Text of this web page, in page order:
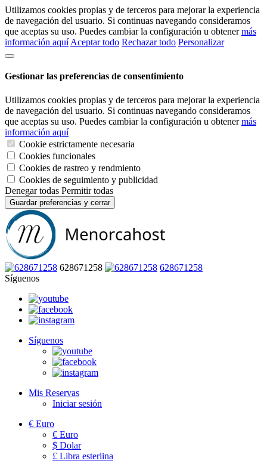
Utilizamos cookies propias y de terceros para mejorar la experiencia
de navegación del usuario. Si continuas navegando consideramos
que aceptas su uso. Puedes cambiar la configuración u obtenermás
información aquí Aceptar todo Rechazar todo Personalizar
Gestionar las preferencias de consentimiento
Utilizamos cookies propias y de terceros para mejorar la experiencia
de navegación del usuario. Si continuas navegando consideramos
que aceptas su uso. Puedes cambiar la configuración u obtenermás
información aquí
Cookie estrictamente necesaria
Cookies funcionales
Cookies de rastreo y rendmiento
Cookies de seguimiento y publicidad
Denegar todas Permitir todas
Guardar preferencias y cerrar
628671258
628671258
Síguenos
Síguenos
Mis Reservas
Iniciar sesión
€ Euro
€ Euro
$ Dolar
£ Libra esterlina